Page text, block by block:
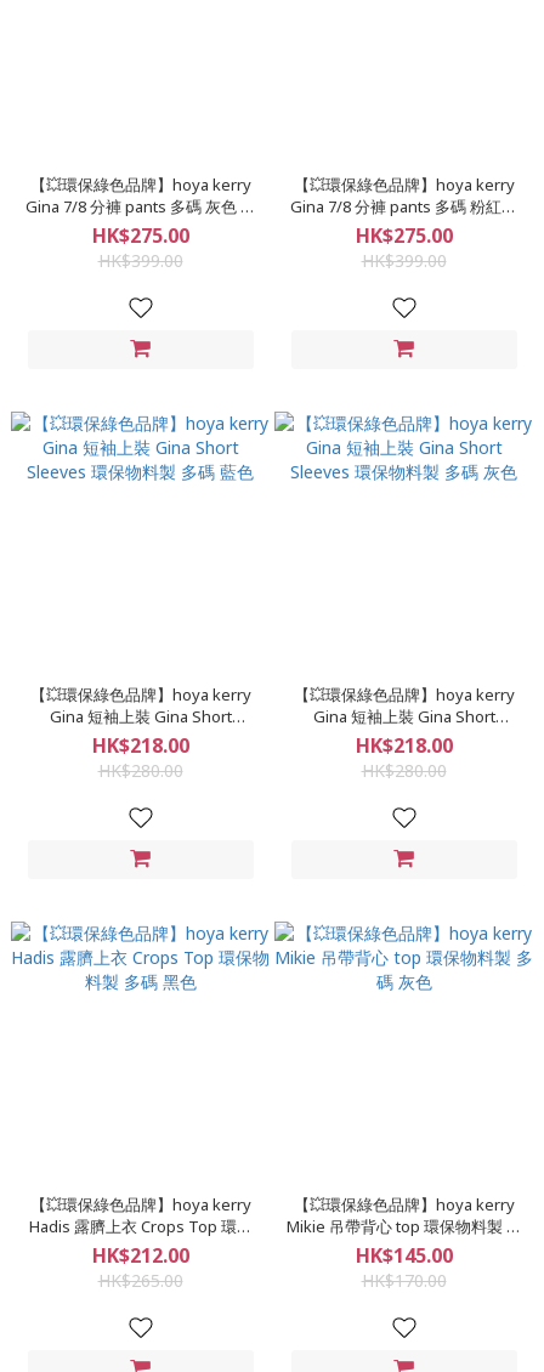
【💥環保綠色品牌】hoya kerry
Gina 7/8 分褲 pants 多碼 灰色 環
保物料製
HK$275.00
HK$399.00
【💥環保綠色品牌】hoya kerry
Gina 7/8 分褲 pants 多碼 粉紅色
環保物料製
HK$275.00
HK$399.00
【💥環保綠色品牌】hoya kerry
Gina 短袖上裝 Gina Short
Sleeves 環保物料製 多碼 藍色
HK$218.00
HK$280.00
【💥環保綠色品牌】hoya kerry
Gina 短袖上裝 Gina Short
Sleeves 環保物料製 多碼 灰色
HK$218.00
HK$280.00
【💥環保綠色品牌】hoya kerry
Hadis 露臍上衣 Crops Top 環保
物料製 多碼 黑色
HK$212.00
HK$265.00
【💥環保綠色品牌】hoya kerry
Mikie 吊帶背心 top 環保物料製 多
碼 灰色
HK$145.00
HK$170.00